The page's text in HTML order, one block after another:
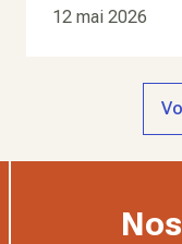
12 mai 2026